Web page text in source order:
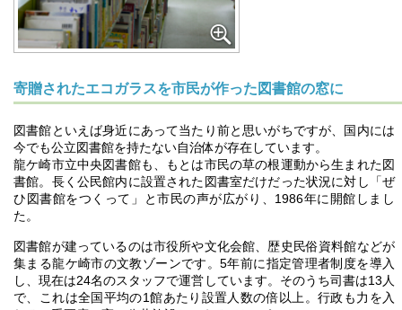
寄贈されたエコガラスを市民が作った図書館の窓に
図書館といえば身近にあって当たり前と思いがちですが、国内には
今でも公立図書館を持たない自治体が存在しています。
龍ケ崎市立中央図書館も、もとは市民の草の根運動から生まれた図
書館。長く公民館内に設置された図書室だけだった状況に対し「ぜ
ひ図書館をつくって」と市民の声が広がり、1986年に開館しまし
た。
図書館が建っているのは市役所や文化会館、歴史民俗資料館などが
集まる龍ケ崎市の文教ゾーンです。5年前に指定管理者制度を導入
し、現在は24名のスタッフで運営しています。そのうち司書は13人
で、これは全国平均の1館あたり設置人数の倍以上。行政も力を入